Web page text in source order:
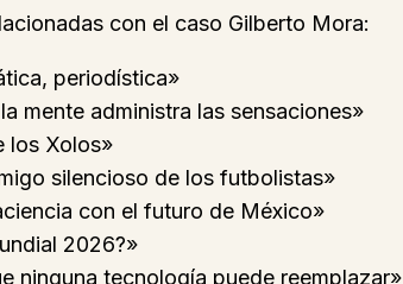
con el caso Gilberto Mora:
periodística»
mente administra las sensaciones»
los Xolos»
silencioso de los futbolistas»
con el futuro de México»
2026?»
ninguna tecnología puede reemplazar»